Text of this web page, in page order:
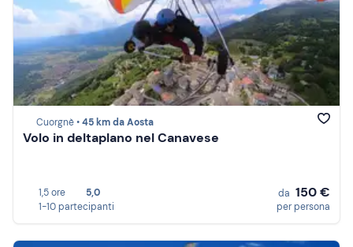
Cuorgnè •45 km da Aosta
Volo in deltaplano nel Canavese
1,5 ore
5,0
1-10 partecipanti
da 150 €
per persona